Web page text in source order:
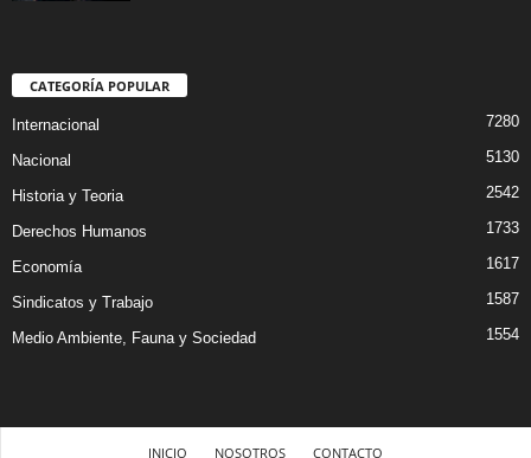
CATEGORÍA POPULAR
Internacional 7280
Nacional 5130
Historia y Teoria 2542
Derechos Humanos 1733
Economía 1617
Sindicatos y Trabajo 1587
Medio Ambiente, Fauna y Sociedad 1554
INICIO NOSOTROS CONTACTO